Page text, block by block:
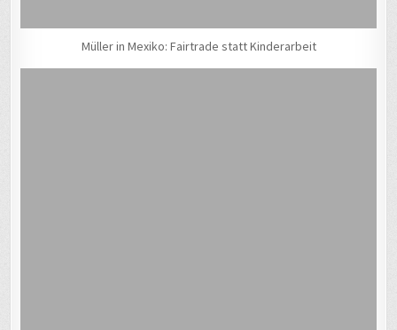
Müller in Mexiko: Fairtrade statt Kinderarbeit